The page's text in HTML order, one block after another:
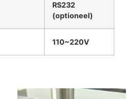
RS232
(optioneel)
110~220V